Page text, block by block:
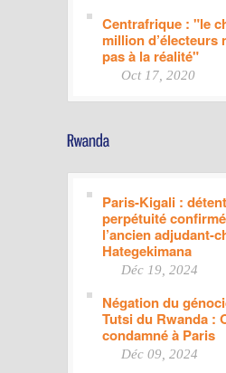
Centrafrique : "le
million d’électeurs
pas à la réalité"
Oct 17, 2020
Paris-Kigali :
perpétuité
l’ancien adjudant-
Hategekimana
Déc 19, 2024
Négation du
Tutsi du Rwanda :
condamné à Paris
Déc 09, 2024